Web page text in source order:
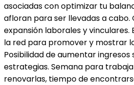
asociadas con optimizar tu
afloran para ser llevadas a cabo.
expansión laborales y vinculares.
la red para promover y mostrar
Posibilidad de aumentar ingresos
estrategias. Semana para
renovarlas, tiempo de